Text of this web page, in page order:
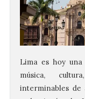
Lima es hoy
música,
interminables de